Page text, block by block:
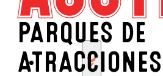
JUGAR
PARQUES DE
ATRACCIONES